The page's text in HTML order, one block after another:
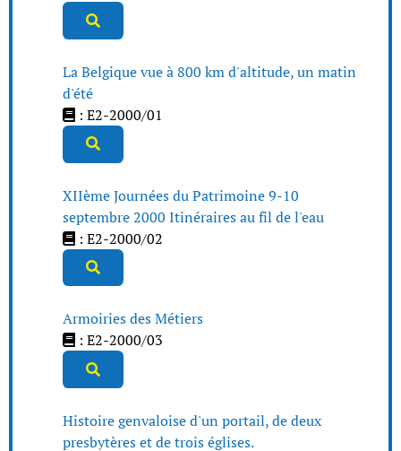
La Belgique vue à 800 km d'altitude, un matin
d'été
: E2-2000/01
XIIème Journées du Patrimoine 9-10
septembre 2000 Itinéraires au fil de l'eau
: E2-2000/02
Armoiries des Métiers
: E2-2000/03
Histoire genvaloise d'un portail, de deux
presbytères et de trois églises.